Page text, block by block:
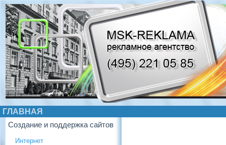
ГЛАВНАЯ
Создание и поддержка сайтов
Интернет